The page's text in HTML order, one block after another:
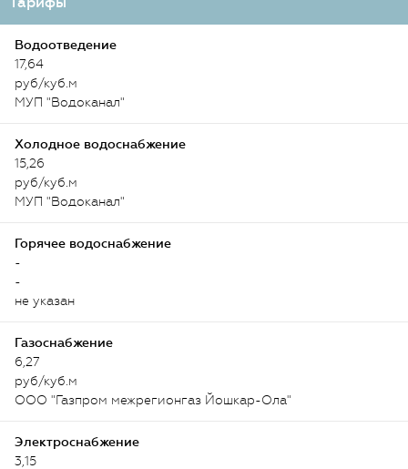
Водоотведение
17,64
руб/куб.м
МУП "Водоканал"
Холодное водоснабжение
15,26
руб/куб.м
МУП "Водоканал"
Горячее водоснабжение
-
-
не указан
Газоснабжение
6,27
руб/куб.м
ООО "Газпром межрегионгаз Йошкар-Ола"
Электроснабжение
3,15